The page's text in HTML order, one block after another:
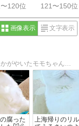
120位 121〜150位
画像表示 文字表示
腐った
上海帰りのリ